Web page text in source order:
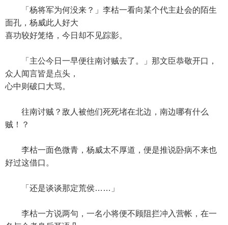
「杨将军为何没来？」李枯一看向某个代主赴会的陌生
面孔，杨威此人好大
喜功较好笼络，今日却不见踪影。
「主公今日一早便往南讨贼去了。」那文臣恭敬开口，
众人闻言皆是点头，
心中则破口大骂。
往南讨贼？敌人被他们死死堵在北边，南边哪有什么
贼！？
李枯一面色微青，杨威太不厚道，便是推说卧病不来也
好过这借口。
「还是谈谈那定荒侯……」
李枯一方说两句，一名小将便不顾阻拦冲入营帐，在一